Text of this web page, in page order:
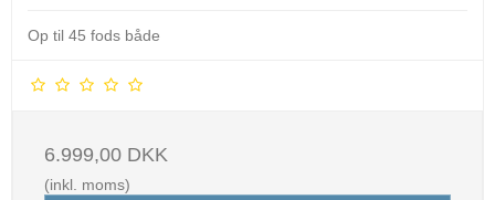
Op til 45 fods både
6.999,00 DKK
(inkl. moms)